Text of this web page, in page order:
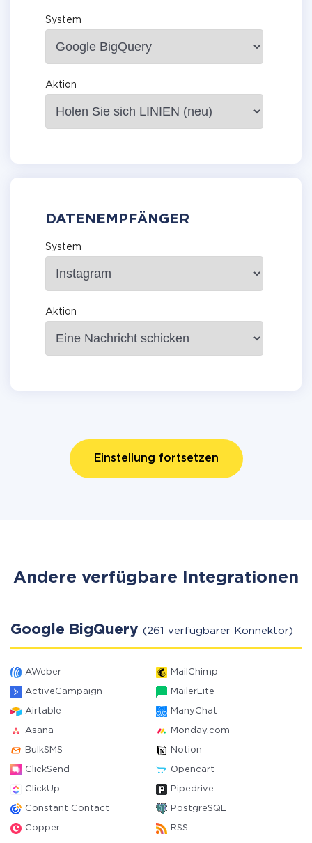
System
Aktion
DATENEMPFÄNGER
System
Aktion
Einstellung fortsetzen
Andere verfügbare Integrationen
Google BigQuery (261 verfügbarer Konnektor)
AWeber MailChimp
ActiveCampaign MailerLite
Airtable ManyChat
Asana Monday.com
BulkSMS Notion
ClickSend Opencart
ClickUp Pipedrive
Constant Contact PostgreSQL
Copper RSS